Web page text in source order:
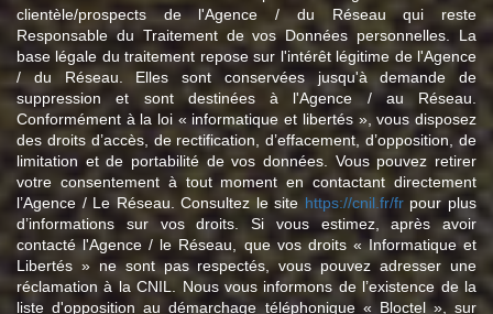
clientèle/prospects de l'Agence / du Réseau qui reste
Responsable du Traitement de vos Données personnelles. La
base légale du traitement repose sur l'intérêt légitime de l'Agence
/ du Réseau. Elles sont conservées jusqu'à demande de
suppression et sont destinées à l'Agence / au Réseau.
Conformément à la loi « informatique et libertés », vous disposez
des droits d’accès, de rectification, d’effacement, d’opposition, de
limitation et de portabilité de vos données. Vous pouvez retirer
votre consentement à tout moment en contactant directement
l’Agence / Le Réseau. Consultez le site https://cnil.fr/frpour plus
d’informations sur vos droits. Si vous estimez, après avoir
contacté l'Agence / le Réseau, que vos droits « Informatique et
Libertés » ne sont pas respectés, vous pouvez adresser une
réclamation à la CNIL. Nous vous informons de l’existence de la
liste d'opposition au démarchage téléphonique « Bloctel », sur